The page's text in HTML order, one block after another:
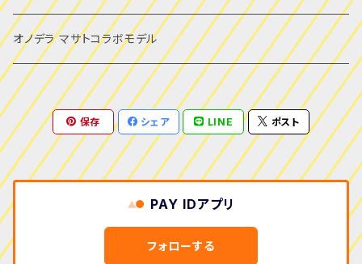
オノデラ マサトコラボモデル
保存 シェア LINE ポスト
PAY IDアプリ
フォローする